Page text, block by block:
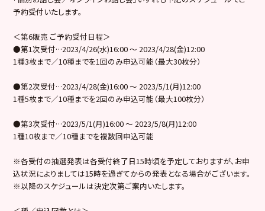
予約受付いたします。
＜第6販売 ご予約受付日程＞
●第1次受付…2023/4/26(水)16:00 ～ 2023/4/28(金)12:00
1種3枚まで／10種までを1回のみ申込可能（最大30枚分）
●第2次受付…2023/4/28(金)16:00 ～ 2023/5/1(月)12:00
1種5枚まで／10種までを2回のみ申込可能（最大100枚分）
●第3次受付…2023/5/1(月)16:00 ～ 2023/5/8(月)12:00
1種10枚まで／10種までを複数回申込可能
※各受付の抽選発表は各受付終了日15時頃を予定しておりますが、お申
込状況によりましては15時を過ぎてからの発表となる場合がございます。
※以降のスケジュールは決定次第ご案内いたします。